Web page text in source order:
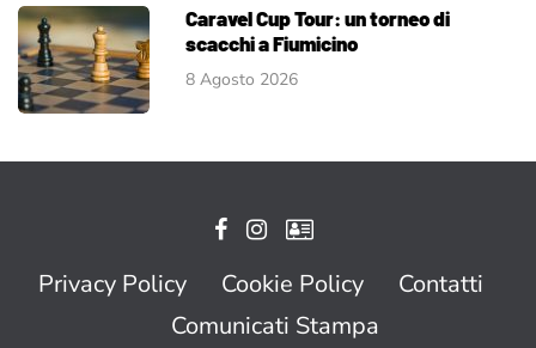
Caravel Cup Tour: un torneo di
scacchi a Fiumicino
8 Agosto 2026
Privacy Policy Cookie Policy
Contatti
Comunicati Stampa